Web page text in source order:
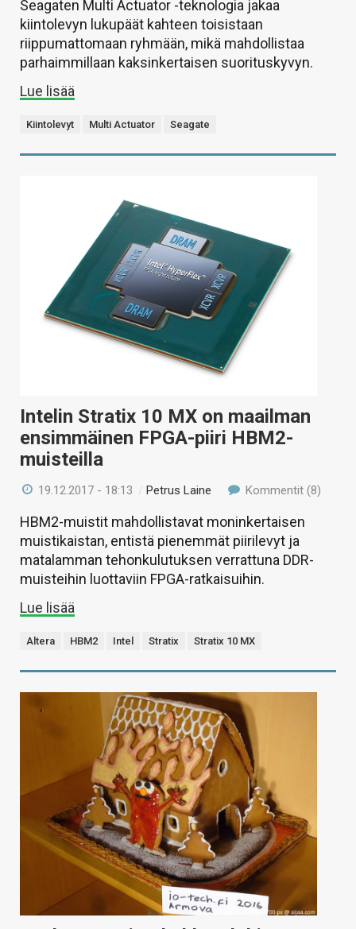
Seagaten Multi Actuator -teknologia jakaa
kiintolevyn lukupäät kahteen toisistaan
riippumattomaan ryhmään, mikä mahdollistaa
parhaimmillaan kaksinkertaisen suorituskyvyn.
Lue lisää
Kiintolevyt Multi Actuator Seagate
Intelin Stratix 10 MX on maailman
ensimmäinen FPGA-piiri HBM2-
muisteilla
19.12.2017 - 18:13 /Petrus Laine Kommentit (8)
HBM2-muistit mahdollistavat moninkertaisen
muistikaistan, entistä pienemmät piirilevyt ja
matalamman tehonkulutuksen verrattuna DDR-
muisteihin luottaviin FPGA-ratkaisuihin.
Lue lisää
Altera HBM2 Intel Stratix Stratix 10 MX